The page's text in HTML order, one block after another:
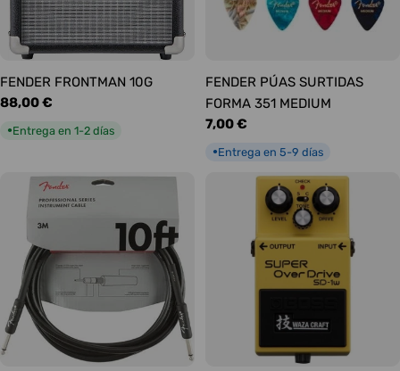
FENDER FRONTMAN 10G
Precio
88,00 €
●Entrega en 1-2 días
FENDER PÚAS SURTIDAS
FORMA 351 MEDIUM
Precio
7,00 €
●Entrega en 5-9 días